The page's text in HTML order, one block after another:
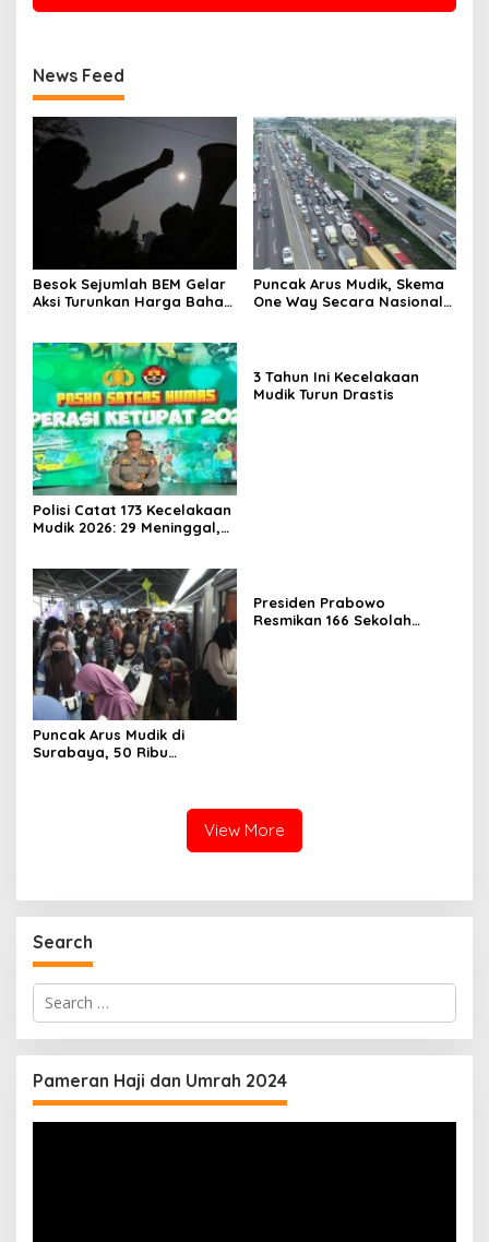
News Feed
Besok Sejumlah BEM Gelar
Aksi Turunkan Harga Bahan
Puncak Arus Mudik, Skema
One Way Secara Nasional
Polisi Catat 173 Kecelakaan
Mudik 2026: 29 Meninggal,
3 Tahun Ini Kecelakaan
Mudik Turun Drastis
Puncak Arus Mudik di
Surabaya, 50 Ribu
Presiden Prabowo
Resmikan 166 Sekolah
View More
Search
Search
for:
Pameran Haji dan Umrah 2024